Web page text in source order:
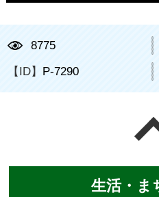
8775
【ID】 P-7290
生活・ま